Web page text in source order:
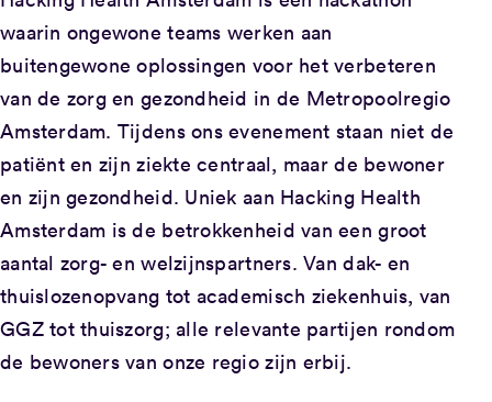
waarin ongewone teams werken aan
buitengewone oplossingen voor het verbeteren
van de zorg en gezondheid in de Metropoolregio
Amsterdam. Tijdens ons evenement staan niet de
patiënt en zijn ziekte centraal, maar de bewoner
en zijn gezondheid. Uniek aan Hacking Health
Amsterdam is de betrokkenheid van een groot
aantal zorg- en welzijnspartners. Van dak- en
thuislozenopvang tot academisch ziekenhuis, van
GGZ tot thuiszorg; alle relevante partijen rondom
de bewoners van onze regio zijn erbij.